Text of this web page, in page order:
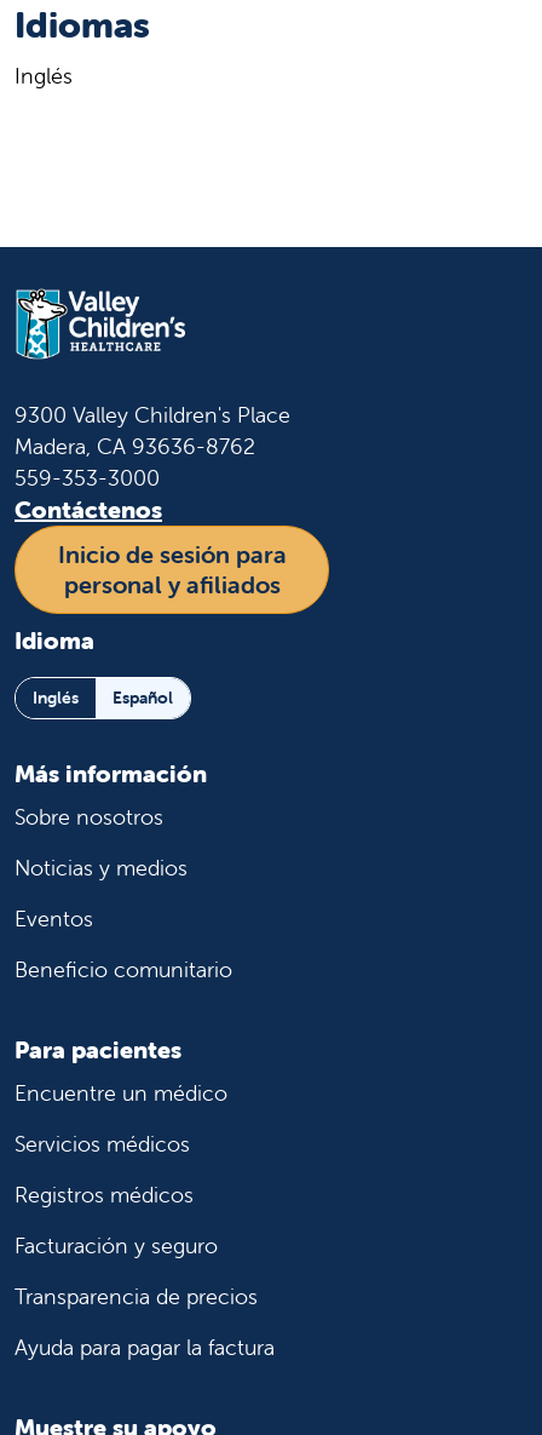
Idiomas
Inglés
9300 Valley Children's Place
Madera, CA 93636-8762
559-353-3000
Contáctenos
Inicio de sesión para
personal y afiliados
Idioma
Inglés Español
Más información
Sobre nosotros
Noticias y medios
Eventos
Beneficio comunitario
Para pacientes
Encuentre un médico
Servicios médicos
Registros médicos
Facturación y seguro
Transparencia de precios
Ayuda para pagar la factura
Muestre su apoyo